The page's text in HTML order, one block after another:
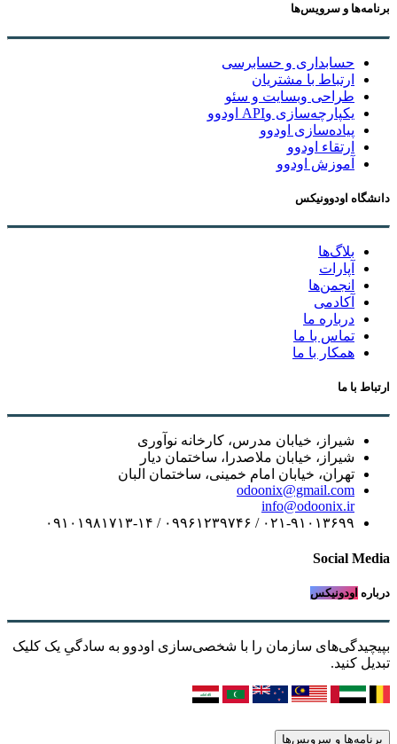
برنامه‌ها و سرویس‌ها
حسابداری و حسابرسی
ارتباط با مشتریان
طراحی وبسایت و سئو
یکپارچه‌سازی وAPI اودوو
پیاده‌سازی اودوو
ارتقاء اودوو
آموزش اودوو
دانشگاه اودوونیکس
بلاگ‌ها
آپارات
انجمن‌ها
آکادمی
درباره ما
تماس با ما
همکار با ما
ارتباط با ما
شیراز، خیابان مدرس، کارخانه نوآوری
شیراز، خیابان ملاصدرا، ساختمان دیار
تهران، خیابان امام خمینی، ساختمان البان
odoonix@gmail.com
info@odoonix.ir
۰۲۱-۹۱۰۱۳۶۹۹ / ۰۹۹۶۱۲۳۹۷۴۶ / ۰۹۱۰۱۹۸۱۷۱۳-۱۴
Social Media
درباره اودونیکس
بپیچیدگی‌های سازمان را با شخصی‌سازی اودوو به سادگیِ یک کلیک
تبدیل کنید.
برنامه‌ها و سرویس‌ها